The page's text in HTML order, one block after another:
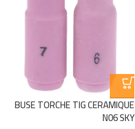
BUSE TORCHE TIG CERAMIQUE
N06 SKY